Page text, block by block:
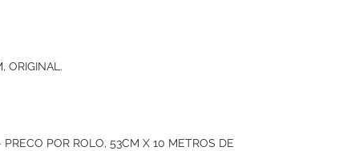
ORIGINAL.
POR ROLO, 53CM X 10 METROS DE